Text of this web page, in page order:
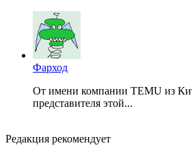
Фарход
От имени компании TEMU из
представителя этой...
Редакция рекомендует